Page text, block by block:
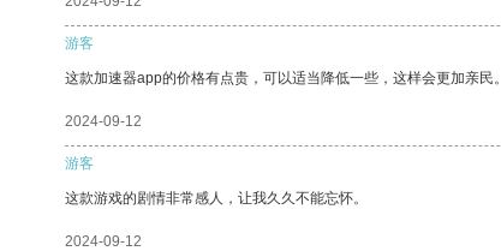
游客
这款加速器app的价格有点贵，可以适当降低一些，这样会更加亲民。
2024-09-12
游客
这款游戏的剧情非常感人，让我久久不能忘怀。
2024-09-12